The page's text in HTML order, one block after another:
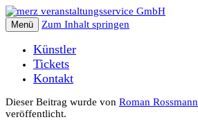
Menü Zum Inhalt springen
Künstler
Tickets
Kontakt
Dieser Beitrag wurde von Roman Rossmann
veröffentlicht.